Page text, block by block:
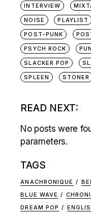
INTERVIEW
NOISE
PLAYLIST
POST-PUNK
PSYCH ROCK
SLACKER POP
SPLEEN
STONER
READ NEXT:
No posts were
parameters.
TAGS
ANACHRONIQUE
BLUE WAVE
DREAM POP